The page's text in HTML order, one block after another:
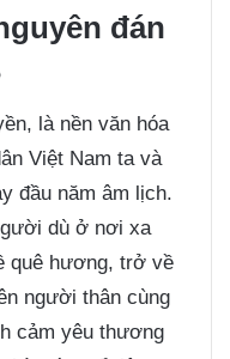
đán
là nền văn hóa
Việt Nam ta và
đầu năm âm lịch.
dù ở nơi xa
quê hương, trở về
người thân cùng
cảm yêu thương